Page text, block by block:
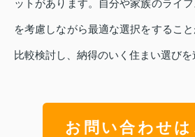
ットがあります。自分や家族のライ
を考慮しながら最適な選択をするこ
比較検討し、納得のいく住まい選びを
お問い合わせは